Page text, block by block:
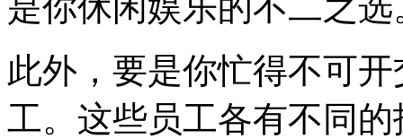
此外，要是你忙得不可
工。这些员工各有不同